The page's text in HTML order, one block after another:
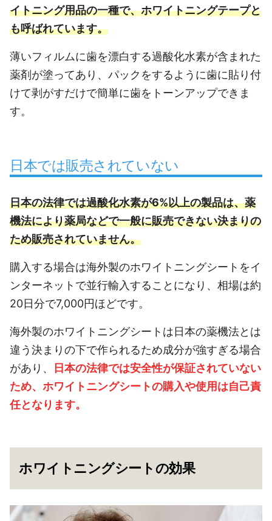
イトニング用品の一種で、ホワイトニングテープと
も呼ばれています。
薄いフィルムに歯を漂白する過酸化水素が含まれた
薬剤が塗ってあり、パックをするように歯に貼り付
けて剥がすだけで簡単に歯をトーンアップできま
す。
日本では販売されていない
日本の法律では過酸化水素が6%以上の製品は、薬
機法により薬局などで一般に販売できない決まりの
ため販売されていません。
購入する場合は海外製のホワイトニングシートをイ
ンターネットで並行輸入することになり、相場は約
20日分で7,000円ほどです。
海外製のホワイトニングシートは日本の薬機法とは
違う決まりの下で作られるため成分が強すぎる場合
があり、
日本の法律では安全性が保証されていない
ため、ホワイトニングシートの購入や使用は自己責
任となります。
ホワイトニングシートの効果